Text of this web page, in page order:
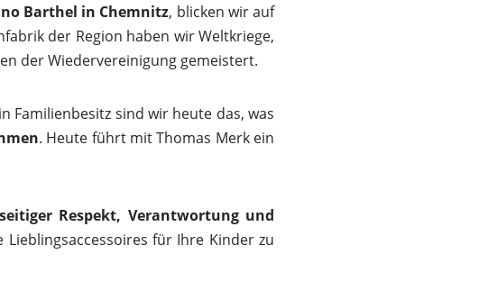
Barthel in Chemnitz, blicken wir auf
der Region haben wir Weltkriege,
der Wiedervereinigung gemeistert.
Familienbesitz sind wir heute das, was
. Heute führt mit Thomas Merk ein
Respekt, Verantwortung und
für Ihre Kinder zu